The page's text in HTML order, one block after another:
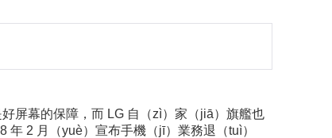
屏幕的保障，而 LG 自（zì）家（jiā）旗艦也
2 月（yuè）宣布手機（jī）業務退（tuì）